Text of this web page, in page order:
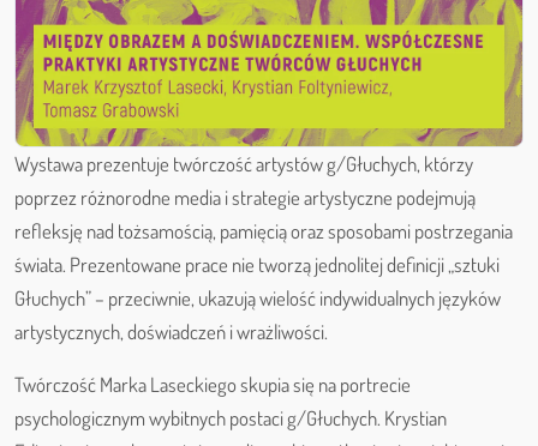
Wystawa prezentuje twórczość artystów g/Głuchych, którzy
poprzez różnorodne media i strategie artystyczne podejmują
refleksję nad tożsamością, pamięcią oraz sposobami postrzegania
świata. Prezentowane prace nie tworzą jednolitej definicji „sztuki
Głuchych” – przeciwnie, ukazują wielość indywidualnych języków
artystycznych, doświadczeń i wrażliwości.
Twórczość Marka Laseckiego skupia się na portrecie
psychologicznym wybitnych postaci g/Głuchych. Krystian